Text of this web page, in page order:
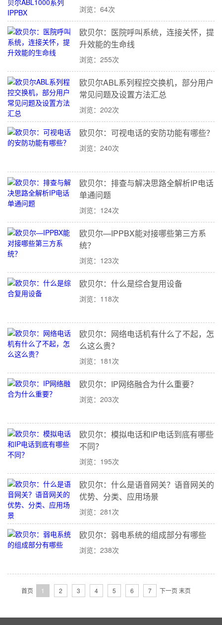
浏览：64次
欧贝尔：医院呼叫系统，连接关怀，提
升效能的生命线
浏览：255次
欧贝尔ABL系列程控交换机，部分用户
常见问题及设置方法汇总
浏览：202次
欧贝尔：可视电话的安防功能有哪些？
浏览：240次
欧贝尔：排查与解决思路全解析IP电话
单通问题
浏览：124次
欧贝尔—IPPBX能对接哪些第三方系
统？
浏览：123次
欧贝尔：什么是综合复用设备
浏览：118次
欧贝尔：网络电话机有什么了不起，怎
么这么贵？
浏览：181次
欧贝尔：IP网络融合为什么重要？
浏览：203次
欧贝尔：模拟电话和IP电话到底有哪些
不同？
浏览：195次
欧贝尔：什么是语音网关？语音网关的
优势、分类、应用场景
浏览：281次
欧贝尔：弱电系统的组成部分有哪些
浏览：238次
首页 1 2 3 4 5 6 7 下一页末页